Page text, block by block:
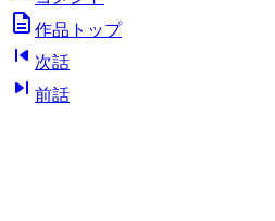
作品トップ
次話
前話